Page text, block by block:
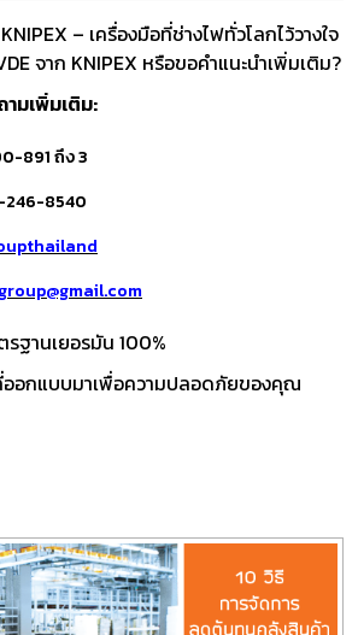
– เครื่องมือที่ช่างไฟทั่วโลกไว้วางใจ
จาก KNIPEX หรือขอคำแนะนำเพิ่มเติม?
มเพิ่มเติม:
891 ถึง 3
8540
ฐานเยอรมัน 100%
ออกแบบมาเพื่อความปลอดภัยของคุณ